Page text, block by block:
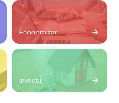
Economizar
Investir